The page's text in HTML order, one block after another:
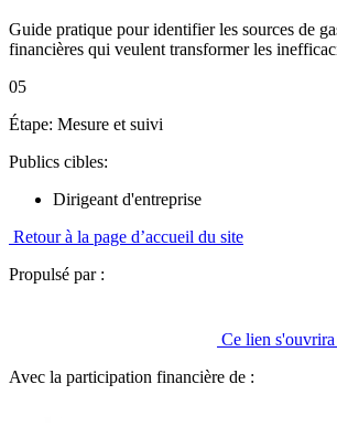
Guide pratique pour identifier les sources de
financières qui veulent transformer les
05
Étape: Mesure et suivi
Publics cibles:
Dirigeant d'entreprise
Retour à la page d’accueil du site
Propulsé par :
Ce lien
Avec la participation financière de :